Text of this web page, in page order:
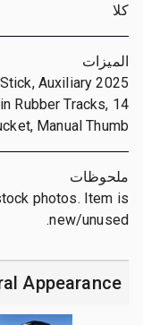
كلا
الميزات
Stick, Auxiliary
Rubber Tracks, 14
Manual Thumb
ملحوظات
photos. Item is
new/unused.
Appearance